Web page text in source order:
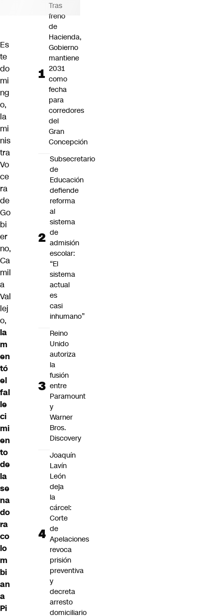
Es
te
do
mi
ng
o,
la
mi
nis
tra
Vo
ce
ra
de
Go
bi
er
no,
Ca
mil
a
Val
lej
o,
la
m
en
tó
el
fal
le
ci
mi
en
to
de
la
se
na
do
ra
co
lo
m
bi
an
a
Pi
Tras
freno
de
Hacienda,
Gobierno
mantiene
2031
como
fecha
para
corredores
del
Gran
Concepción
Subsecretario
de
Educación
defiende
reforma
al
sistema
de
admisión
escolar:
“El
sistema
actual
es
casi
inhumano”
Reino
Unido
autoriza
la
fusión
entre
Paramount
y
Warner
Bros.
Discovery
Joaquín
Lavín
León
deja
la
cárcel:
Corte
de
Apelaciones
revoca
prisión
preventiva
y
decreta
arresto
domiciliario